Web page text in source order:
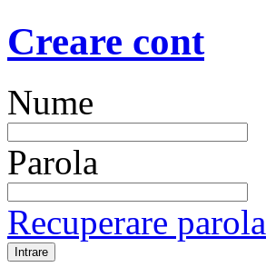
Creare cont
Nume
Parola
Recuperare parola